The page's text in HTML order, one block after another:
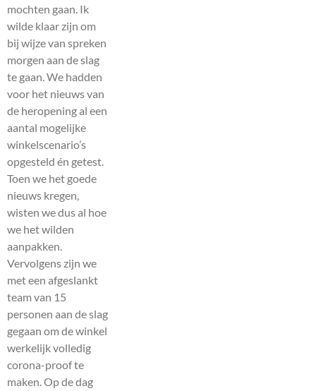
mochten gaan. Ik
wilde klaar zijn om
bij wijze van spreken
morgen aan de slag
te gaan. We hadden
voor het nieuws van
de heropening al een
aantal mogelijke
winkelscenario’s
opgesteld én getest.
Toen we het goede
nieuws kregen,
wisten we dus al hoe
we het wilden
aanpakken.
Vervolgens zijn we
met een afgeslankt
team van 15
personen aan de slag
gegaan om de winkel
werkelijk volledig
corona-proof te
maken. Op de dag